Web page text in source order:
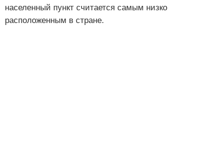
населенный пункт считается самым низко
расположенным в стране.